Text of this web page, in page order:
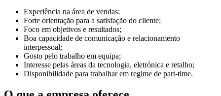
Experiência na área de vendas;
Forte orientação para a satisfação do cliente;
Foco em objetivos e resultados;
Boa capacidade de comunicação e relacionamento
interpessoal;
Gosto pelo trabalho em equipa;
Interesse pelas áreas da tecnologia, eletrónica e retalho;
Disponibilidade para trabalhar em regime de part-time.